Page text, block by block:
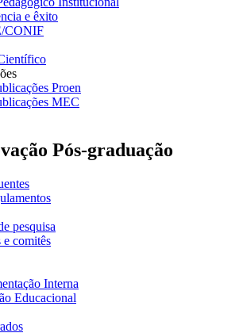
e êxito
CONIF
Proen
MEC
Pós-graduação
pesquisa
e comitês
Interna
Educacional